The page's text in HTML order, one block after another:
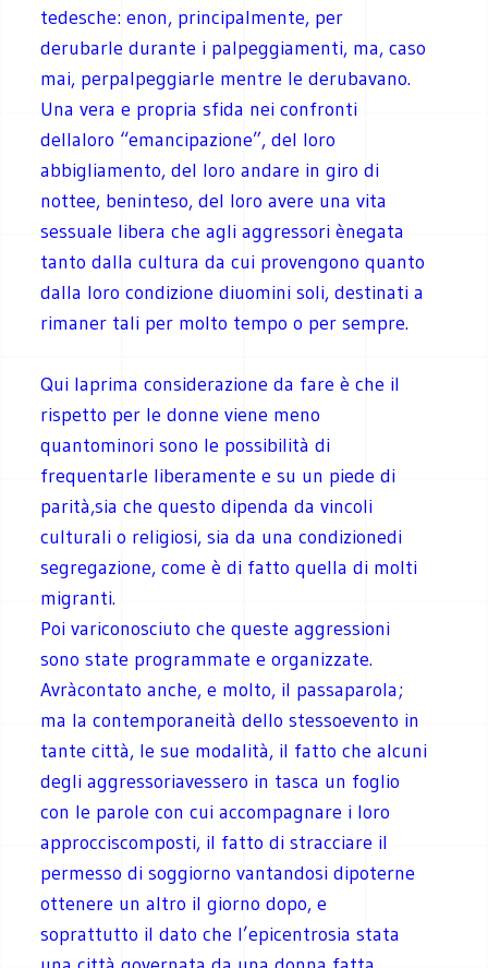
tedesche: enon, principalmente, per
derubarle durante i palpeggiamenti, ma, caso
mai, perpalpeggiarle mentre le derubavano.
Una vera e propria sfida nei confronti
dellaloro “emancipazione”, del loro
abbigliamento, del loro andare in giro di
nottee, beninteso, del loro avere una vita
sessuale libera che agli aggressori ènegata
tanto dalla cultura da cui provengono quanto
dalla loro condizione diuomini soli, destinati a
rimaner tali per molto tempo o per sempre.
Qui laprima considerazione da fare è che il
rispetto per le donne viene meno
quantominori sono le possibilità di
frequentarle liberamente e su un piede di
parità,sia che questo dipenda da vincoli
culturali o religiosi, sia da una condizionedi
segregazione, come è di fatto quella di molti
migranti.
Poi variconosciuto che queste aggressioni
sono state programmate e organizzate.
Avràcontato anche, e molto, il passaparola;
ma la contemporaneità dello stessoevento in
tante città, le sue modalità, il fatto che alcuni
degli aggressoriavessero in tasca un foglio
con le parole con cui accompagnare i loro
approcciscomposti, il fatto di stracciare il
permesso di soggiorno vantandosi dipoterne
ottenere un altro il giorno dopo, e
soprattutto il dato che l’epicentrosia stata